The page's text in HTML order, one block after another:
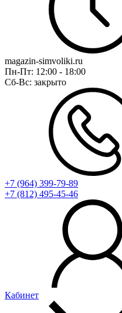
magazin-simvoliki.ru
Пн-Пт: 12:00 - 18:00
Сб-Вс: закрыто
+7 (964) 399-79-89
+7 (812) 495-45-46
Кабинет